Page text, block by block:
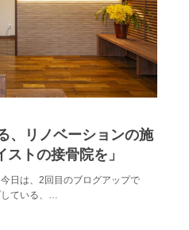
、リノベーションの施
トの接骨院を」
日は、2回目のブログアップで
している、…